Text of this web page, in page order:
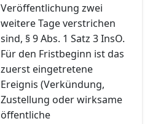
Veröffentlichung zwei
weitere Tage verstrichen
sind, § 9 Abs. 1 Satz 3 InsO.
Für den Fristbeginn ist das
zuerst eingetretene
Ereignis (Verkündung,
Zustellung oder wirksame
öffentliche